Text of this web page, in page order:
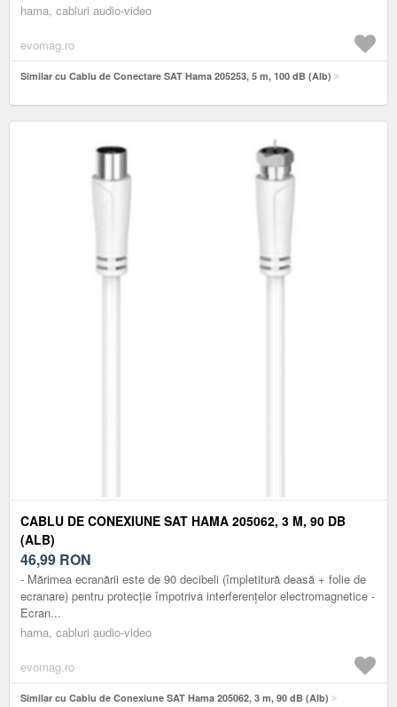
hama, cabluri audio-video
evomag.ro
Similar cu Cablu de Conectare SAT Hama 205253, 5 m, 100 dB (Alb)
CABLU DE CONEXIUNE SAT HAMA 205062, 3 M, 90 DB
(ALB)
46,99 RON
- Mărimea ecranării este de 90 decibeli (împletitură deasă + folie de
ecranare) pentru protecție împotriva interferențelor electromagnetice -
Ecran...
hama, cabluri audio-video
evomag.ro
Similar cu Cablu de Conexiune SAT Hama 205062, 3 m, 90 dB (Alb)